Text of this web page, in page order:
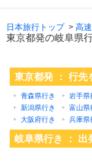
日本旅行トップ> 高
東京都発の岐阜県
東京都発 ： 行先
青森県行き 岩手県
新潟県行き
富山県
大阪府行き
兵庫県
岐阜県行き ： 出